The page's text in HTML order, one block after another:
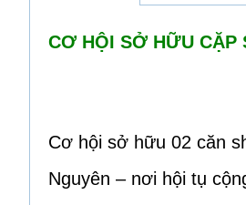
CƠ HỘI SỞ HỮU CẶP
Cơ hội sở hữu 02 căn
Nguyên – nơi hội tụ